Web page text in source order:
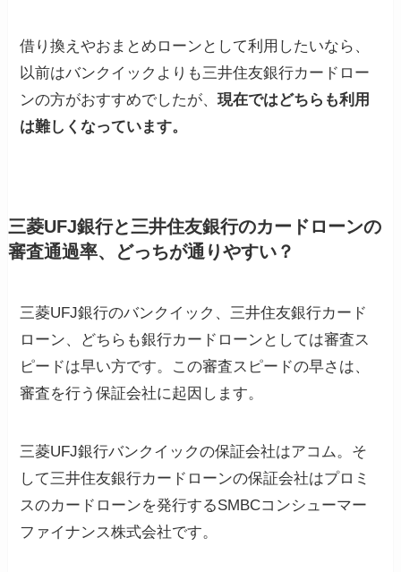
借り換えやおまとめローンとして利用したいなら、
以前はバンクイックよりも三井住友銀行カードロー
ンの方がおすすめでしたが、現在ではどちらも利用
は難しくなっています。
三菱UFJ銀行と三井住友銀行のカードローンの
審査通過率、どっちが通りやすい？
三菱UFJ銀行のバンクイック、三井住友銀行カード
ローン、どちらも銀行カードローンとしては審査ス
ピードは早い方です。この審査スピードの早さは、
審査を行う保証会社に起因します。
三菱UFJ銀行バンクイックの保証会社はアコム。そ
して三井住友銀行カードローンの保証会社はプロミ
スのカードローンを発行するSMBCコンシューマー
ファイナンス株式会社です。